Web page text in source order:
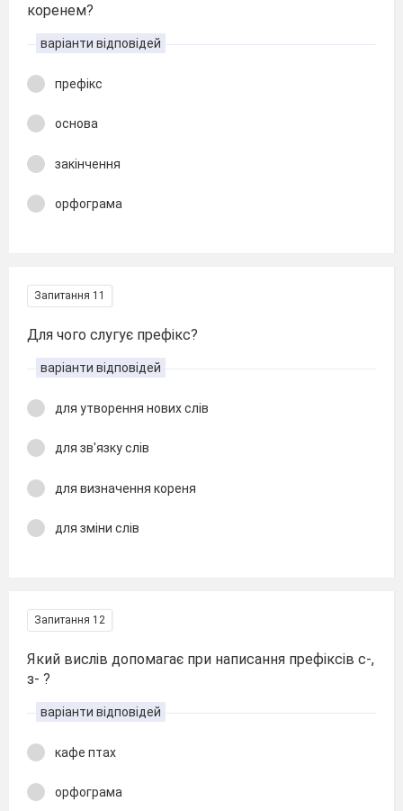
коренем?
варіанти відповідей
префікс
основа
закінчення
орфограма
Запитання 11
Для чого слугує префікс?
варіанти відповідей
для утворення нових слів
для зв'язку слів
для визначення кореня
для зміни слів
Запитання 12
Який вислів допомагає при написання префіксів с-,
з- ?
варіанти відповідей
кафе птах
орфограма